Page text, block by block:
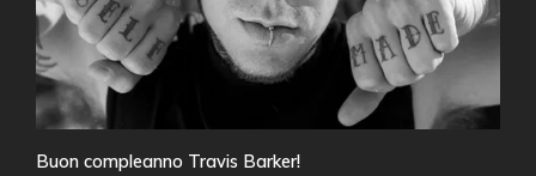
Buon compleanno Travis Barker!